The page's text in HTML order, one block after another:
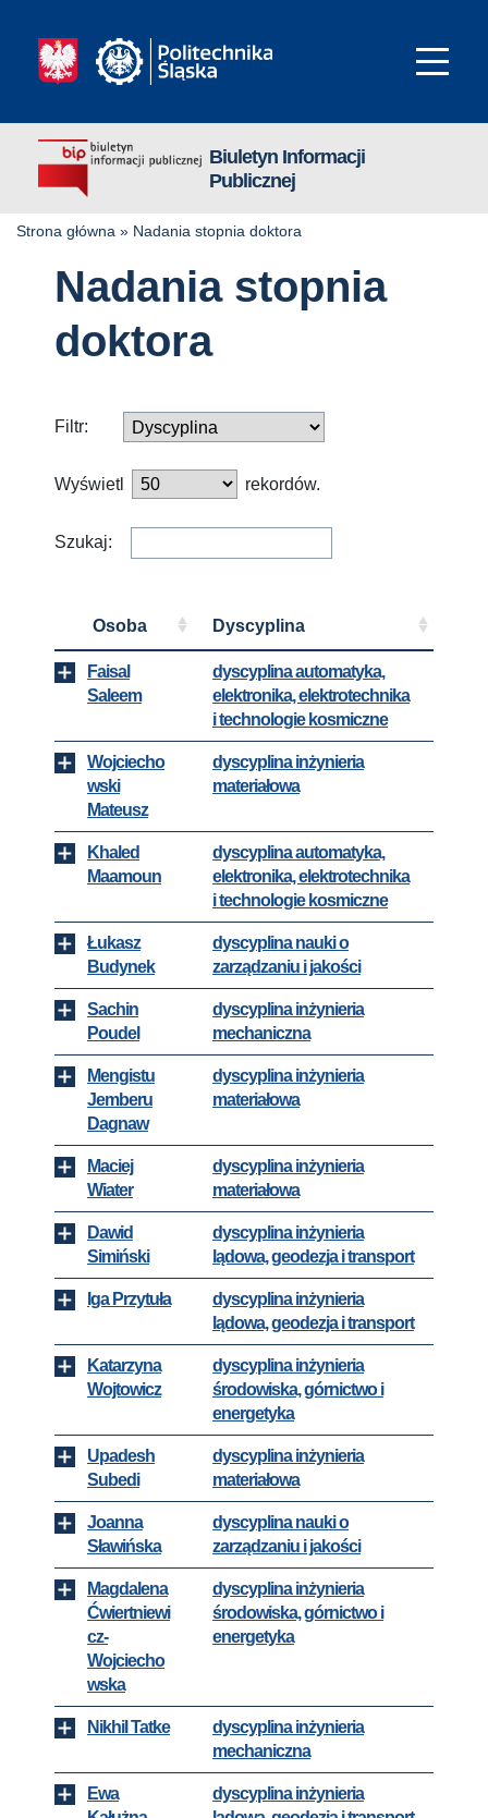
Biuletyn Informacji
Publicznej
Strona główna » Nadania stopnia doktora
Nadania stopnia
doktora
Filtr:
Wyświetl rekordów.
Szukaj:
Osoba Dyscyplina
Faisal
Saleem
dyscyplina automatyka,
elektronika, elektrotechnika
i technologie kosmiczne
Wojciecho
wski
Mateusz
dyscyplina inżynieria
materiałowa
Khaled
Maamoun
dyscyplina automatyka,
elektronika, elektrotechnika
i technologie kosmiczne
Łukasz
Budynek
dyscyplina nauki o
zarządzaniu i jakości
Sachin
Poudel
dyscyplina inżynieria
mechaniczna
Mengistu
Jemberu
Dagnaw
dyscyplina inżynieria
materiałowa
Maciej
Wiater
dyscyplina inżynieria
materiałowa
Dawid
Simiński
dyscyplina inżynieria
lądowa, geodezja i transport
Iga Przytuła
dyscyplina inżynieria
lądowa, geodezja i transport
Katarzyna
Wojtowicz
dyscyplina inżynieria
środowiska, górnictwo i
energetyka
Upadesh
Subedi
dyscyplina inżynieria
materiałowa
Joanna
Sławińska
dyscyplina nauki o
zarządzaniu i jakości
Magdalena
Ćwiertniewi
cz-
Wojciecho
wska
dyscyplina inżynieria
środowiska, górnictwo i
energetyka
Nikhil Tatke
dyscyplina inżynieria
mechaniczna
Ewa
dyscyplina inżynieria